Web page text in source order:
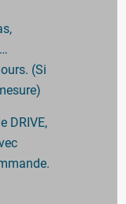
(Si
DRIVE,